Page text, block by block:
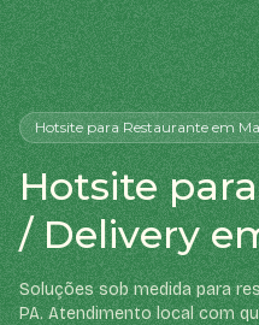
Hotsitepara Restauranteem
Hotsite
/ Delivery
Soluções sob medida para
PA. Atendimento local com